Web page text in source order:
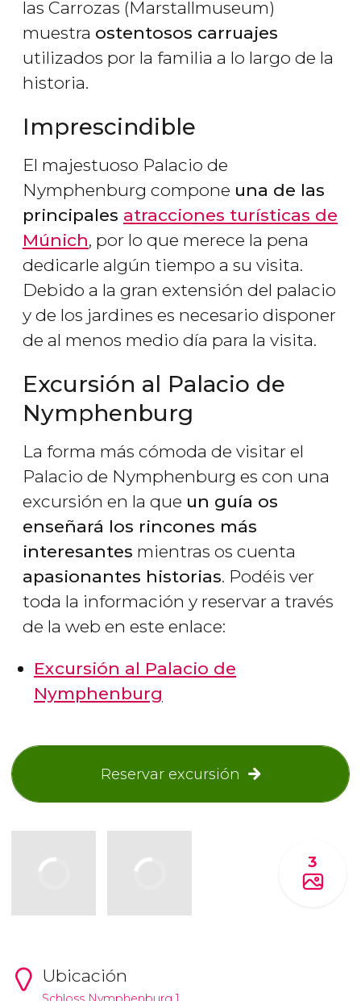
las Carrozas (Marstallmuseum)
muestra ostentosos carruajes
utilizados por la familia a lo largo de la
historia.
Imprescindible
El majestuoso Palacio de
Nymphenburg compone una de las
principales atracciones turísticas de
Múnich, por lo que merece la pena
dedicarle algún tiempo a su visita.
Debido a la gran extensión del palacio
y de los jardines es necesario disponer
de al menos medio día para la visita.
Excursión al Palacio de
Nymphenburg
La forma más cómoda de visitar el
Palacio de Nymphenburg es con una
excursión en la que un guía os
enseñará los rincones más
interesantes mientras os cuenta
apasionantes historias. Podéis ver
toda la información y reservar a través
de la web en este enlace:
Excursión al Palacio de
Nymphenburg
Reservar excursión
3
Ubicación